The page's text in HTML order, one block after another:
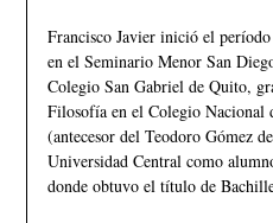
Francisco Javier inició el período
en el Seminario Menor San
Colegio San Gabriel de Quito,
Filosofía en el Colegio Nacional
(antecesor del Teodoro Gómez
Universidad Central como
donde obtuvo el título de